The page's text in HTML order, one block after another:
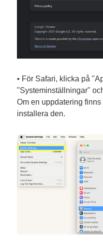
• För Safari, klicka på
"Systeminställningar"
Om en uppdatering
installera den.